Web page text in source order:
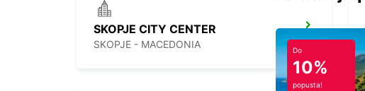
SKOPJE CITY CENTER
SKOPJE - MACEDONIA Do
10%
popusta!